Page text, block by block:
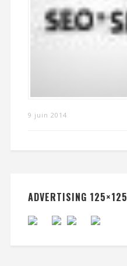
9 juin 2014
ADVERTISING 125×125